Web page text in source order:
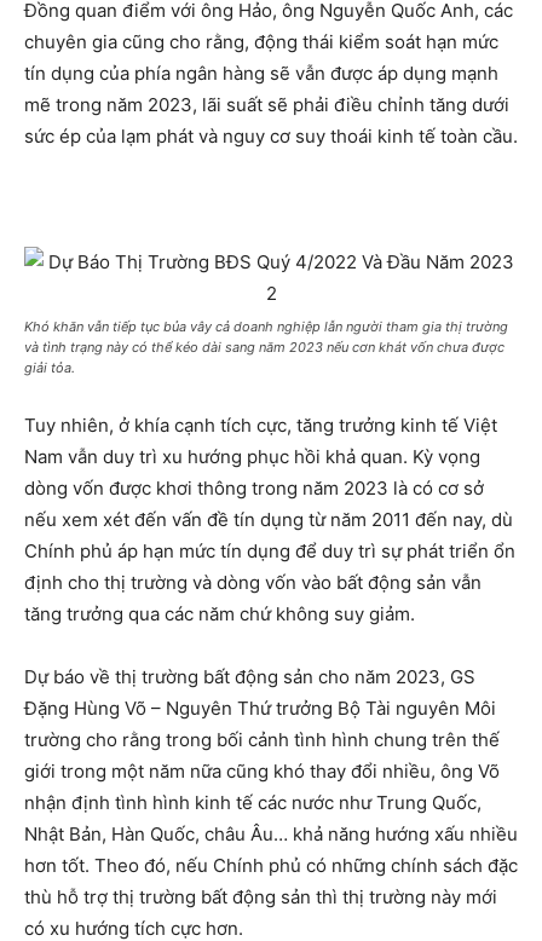
Đồng quan điểm với ông Hảo, ông Nguyễn Quốc Anh, các
chuyên gia cũng cho rằng, động thái kiểm soát hạn mức
tín dụng của phía ngân hàng sẽ vẫn được áp dụng mạnh
mẽ trong năm 2023, lãi suất sẽ phải điều chỉnh tăng dưới
sức ép của lạm phát và nguy cơ suy thoái kinh tế toàn cầu.
Khó khăn vẫn tiếp tục bủa vây cả doanh nghiệp lẫn người tham gia thị trường
và tình trạng này có thể kéo dài sang năm 2023 nếu cơn khát vốn chưa được
giải tỏa.
Tuy nhiên, ở khía cạnh tích cực, tăng trưởng kinh tế Việt
Nam vẫn duy trì xu hướng phục hồi khả quan. Kỳ vọng
dòng vốn được khơi thông trong năm 2023 là có cơ sở
nếu xem xét đến vấn đề tín dụng từ năm 2011 đến nay, dù
Chính phủ áp hạn mức tín dụng để duy trì sự phát triển ổn
định cho thị trường và dòng vốn vào bất động sản vẫn
tăng trưởng qua các năm chứ không suy giảm.
Dự báo về thị trường bất động sản cho năm 2023, GS
Đặng Hùng Võ – Nguyên Thứ trưởng Bộ Tài nguyên Môi
trường cho rằng trong bối cảnh tình hình chung trên thế
giới trong một năm nữa cũng khó thay đổi nhiều, ông Võ
nhận định tình hình kinh tế các nước như Trung Quốc,
Nhật Bản, Hàn Quốc, châu Âu… khả năng hướng xấu nhiều
hơn tốt. Theo đó, nếu Chính phủ có những chính sách đặc
thù hỗ trợ thị trường bất động sản thì thị trường này mới
có xu hướng tích cực hơn.